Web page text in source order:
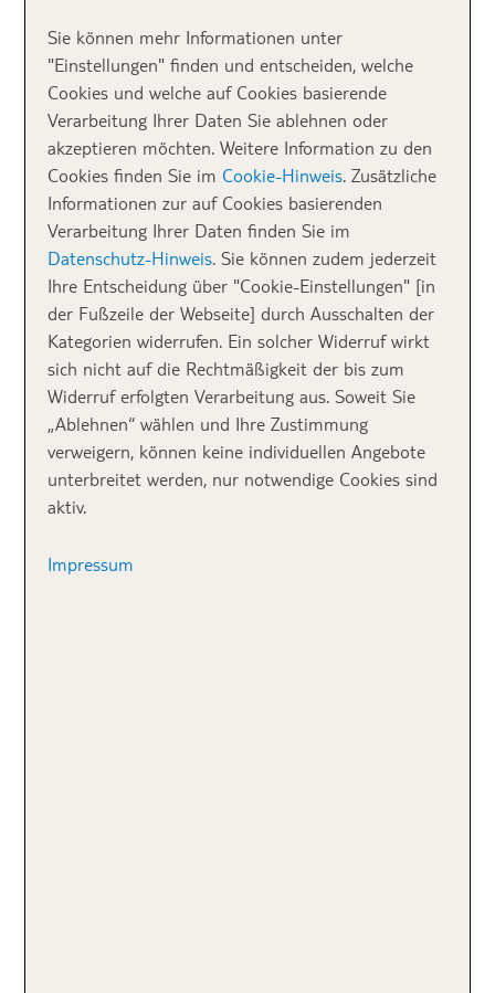
Sie können mehr Informationen unter
"Einstellungen" finden und entscheiden, welche
Cookies und welche auf Cookies basierende
Verarbeitung Ihrer Daten Sie ablehnen oder
akzeptieren möchten. Weitere Information zu den
Cookies finden Sie im Cookie-Hinweis. Zusätzliche
Informationen zur auf Cookies basierenden
Verarbeitung Ihrer Daten finden Sie im
Datenschutz-Hinweis. Sie können zudem jederzeit
Ihre Entscheidung über "Cookie-Einstellungen" [in
der Fußzeile der Webseite] durch Ausschalten der
Kategorien widerrufen. Ein solcher Widerruf wirkt
sich nicht auf die Rechtmäßigkeit der bis zum
Widerruf erfolgten Verarbeitung aus. Soweit Sie
„Ablehnen“ wählen und Ihre Zustimmung
verweigern, können keine individuellen Angebote
unterbreitet werden, nur notwendige Cookies sind
aktiv.
Impressum